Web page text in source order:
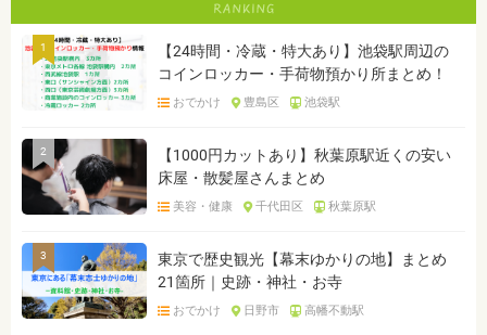
1
【24時間・冷蔵・特大あり】池袋駅周辺の
コインロッカー・手荷物預かり所まとめ！
おでかけ 豊島区 池袋駅
2
【1000円カットあり】秋葉原駅近くの安い
床屋・散髪屋さんまとめ
美容・健康 千代田区 秋葉原駅
3
東京で歴史観光【幕末ゆかりの地】まとめ
21箇所｜史跡・神社・お寺
おでかけ 日野市 高幡不動駅